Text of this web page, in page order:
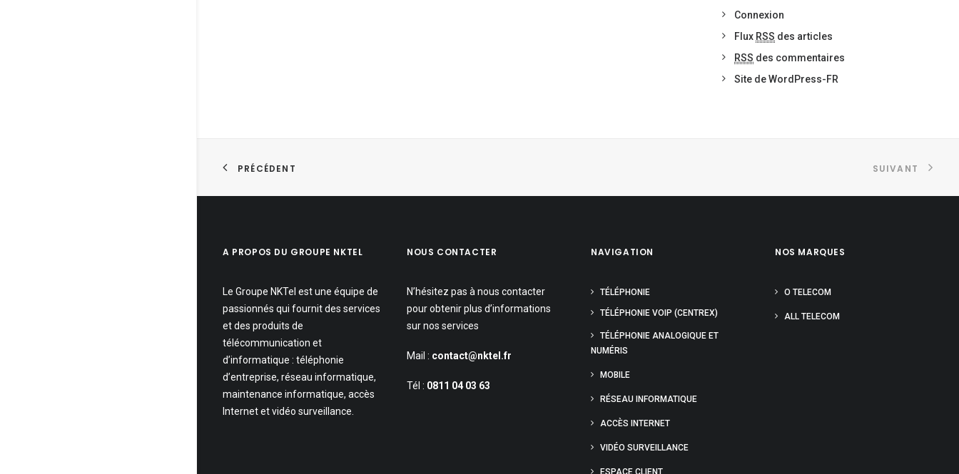
Connexion
Flux RSS des articles
RSS des commentaires
Site de WordPress-FR
PRÉCÉDENT SUIVANT
A PROPOS DU GROUPE NKTEL
Le Groupe NKTel est une équipe de
passionnés qui fournit des services
et des produits de
télécommunication et
d’informatique : téléphonie
d’entreprise, réseau informatique,
maintenance informatique, accès
Internet et vidéo surveillance.
NOUS CONTACTER
N’hésitez pas à nous contacter
pour obtenir plus d’informations
sur nos services
Mail : contact@nktel.fr
Tél : 0811 04 03 63
NAVIGATION
TÉLÉPHONIE
TÉLÉPHONIE VOIP (CENTREX)
TÉLÉPHONIE ANALOGIQUE ET
NUMÉRIS
MOBILE
RÉSEAU INFORMATIQUE
ACCÈS INTERNET
VIDÉO SURVEILLANCE
ESPACE CLIENT
NOS MARQUES
O TELECOM
ALL TELECOM